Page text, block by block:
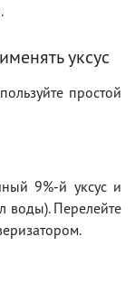
уксус
простой
9%-й уксус и
воды). Перелейте